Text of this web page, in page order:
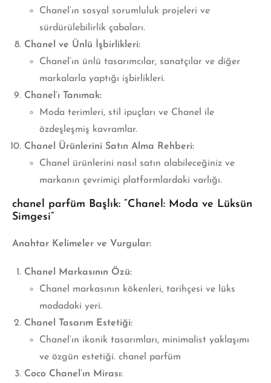
Chanel’ın sosyal sorumluluk projeleri ve
sürdürülebilirlik çabaları.
Chanel ve Ünlü İşbirlikleri:
Chanel’ın ünlü tasarımcılar, sanatçılar ve diğer
markalarla yaptığı işbirlikleri.
Chanel’ı Tanımak:
Moda terimleri, stil ipuçları ve Chanel ile
özdeşleşmiş kavramlar.
Chanel Ürünlerini Satın Alma Rehberi:
Chanel ürünlerini nasıl satın alabileceğiniz ve
markanın çevrimiçi platformlardaki varlığı.
chanel parfüm Başlık: “Chanel: Moda ve Lüksün
Simgesi”
Anahtar Kelimeler ve Vurgular:
Chanel Markasının Özü:
Chanel markasının kökenleri, tarihçesi ve lüks
modadaki yeri.
Chanel Tasarım Estetiği:
Chanel’ın ikonik tasarımları, minimalist yaklaşımı
ve özgün estetiği. chanel parfüm
Coco Chanel’ın Mirası: